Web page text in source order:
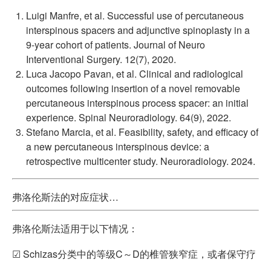
Luigi Manfre, et al. Successful use of percutaneous
interspinous spacers and adjunctive spinoplasty in a
9-year cohort of patients. Journal of Neuro
Interventional Surgery. 12(7), 2020.
Luca Jacopo Pavan, et al. Clinical and radiological
outcomes following insertion of a novel removable
percutaneous interspinous process spacer: an initial
experience. Spinal Neuroradiology. 64(9), 2022.
Stefano Marcia, et al. Feasibility, safety, and efficacy of
a new percutaneous interspinous device: a
retrospective multicenter study. Neuroradiology. 2024.
弗洛伦斯法的对应症状…
弗洛伦斯法适用于以下情况：
☑ Schizas分类中的等级C～D的椎管狭窄症，或者保守疗